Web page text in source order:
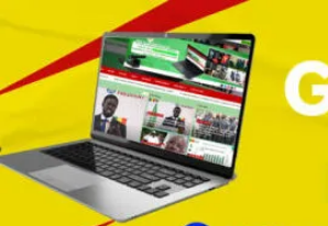
e
u
c